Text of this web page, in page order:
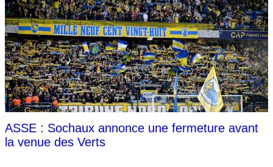
ASSE : Sochaux annonce une fermeture avant
la venue des Verts